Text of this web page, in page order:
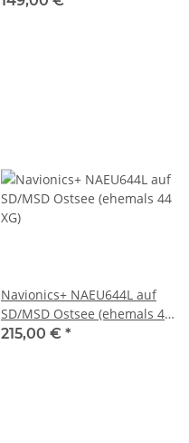
Navionics+ NAEU644L auf
SD/MSD Ostsee (ehemals 44
XG)
215,00 € *